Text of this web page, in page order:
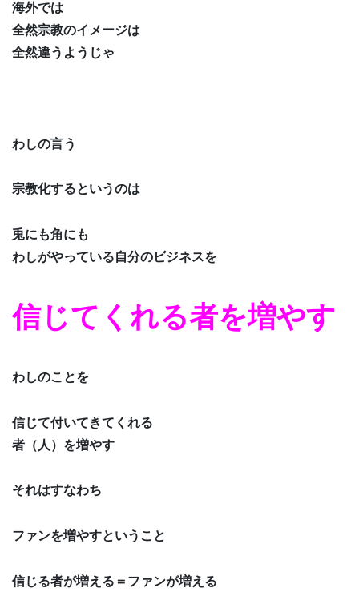
海外では
全然宗教のイメージは
全然違うようじゃ
わしの言う
宗教化するというのは
兎にも角にも
わしがやっている自分のビジネスを
信じてくれる者を増やす
わしのことを
信じて付いてきてくれる
者（人）を増やす
それはすなわち
ファンを増やすということ
信じる者が増える＝ファンが増える